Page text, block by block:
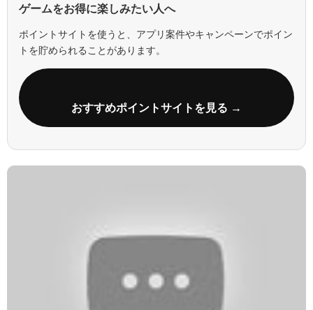
ゲームをお得に楽しみたい人へ
ポイントサイトを使うと、アプリ案件やキャンペーンでポイン
トを貯められることがあります。
おすすめポイントサイトを見る →